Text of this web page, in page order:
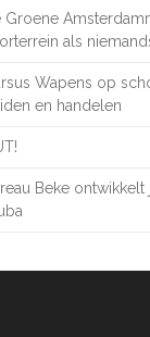
Groene
als
Wapens op
en handelen
Beke